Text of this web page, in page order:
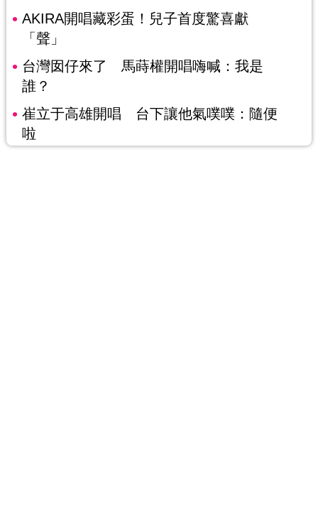
AKIRA開唱藏彩蛋！兒子首度驚喜獻
「聲」
台灣囡仔來了 馬蒔權開唱嗨喊：我是
誰？
崔立于高雄開唱 台下讓他氣噗噗：隨便
啦